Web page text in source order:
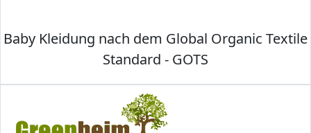
Baby Kleidung nach dem Global Organic Textile
Standard - GOTS